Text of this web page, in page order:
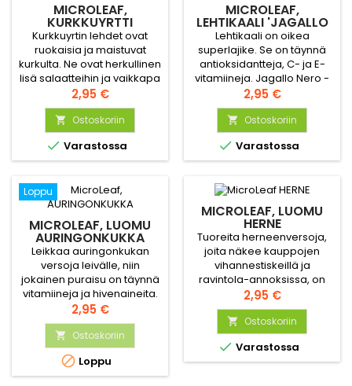
MICROLEAF,
KURKKUYRTTI
Kurkkuyrtin lehdet ovat
ruokaisia ja maistuvat
kurkulta. Ne ovat herkullinen
lisä salaatteihin ja vaikkapa
rapuruokiin. Lehdet on hyvä
korjata aikaisin, sillä
suurissa lehdissä on
helposti hieman nukkaa.
Hinta
2,95 €
 Ostoskoriin
 Varastossa
MICROLEAF,
LEHTIKAALI 'JAGALLO
NERO'
Lehtikaali on oikea
superlajike. Se on täynnä
antioksidantteja, C- ja E-
vitamiineja. Jagallo Nero -
lajikkeen lehdet ovat
rapeita ja sävyltään
sinivihreitä, ja niissä on
mieto kaalin maku. Sitä voi
viljellä sisällä vuoden
ympäri ja käyttää
salaateissa.
Hinta
2,95 €
 Ostoskoriin
 Varastossa
Loppu
MICROLEAF, LUOMU
AURINGONKUKKA
Leikkaa auringonkukan
versoja leivälle, niin
jokainen puraisu on täynnä
vitamiineja ja hivenaineita.
Versoista tulee paksuja ja
rapeita, ja niissä on mieto,
pähkinäinen maku. Versoja
voi myös wokata kevyesti
pannulla.
Hinta
2,95 €
 Ostoskoriin
 Loppu
MICROLEAF, LUOMU
HERNE
Tuoreita herneenversoja,
joita näkee kauppojen
vihannestiskeillä ja
ravintola-annoksissa, on
helppo viljellä itse. Ne
sopivat leivälle tai vaikkapa
höyryttämällä kypsennetyn
kalan tai grillipihvin
seuraksi. Lajike kasvattaa
nk. ”cut-and-come-again”
Hinta
2,95 €
 Ostoskoriin
 Varastossa